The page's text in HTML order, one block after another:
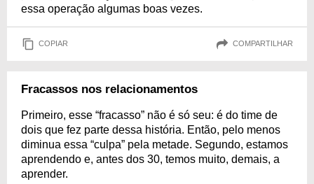
essa operação algumas boas vezes.
COPIAR COMPARTILHAR
Fracassos nos relacionamentos
Primeiro, esse “fracasso” não é só seu: é do time de
dois que fez parte dessa história. Então, pelo menos
diminua essa “culpa” pela metade. Segundo, estamos
aprendendo e, antes dos 30, temos muito, demais, a
aprender.